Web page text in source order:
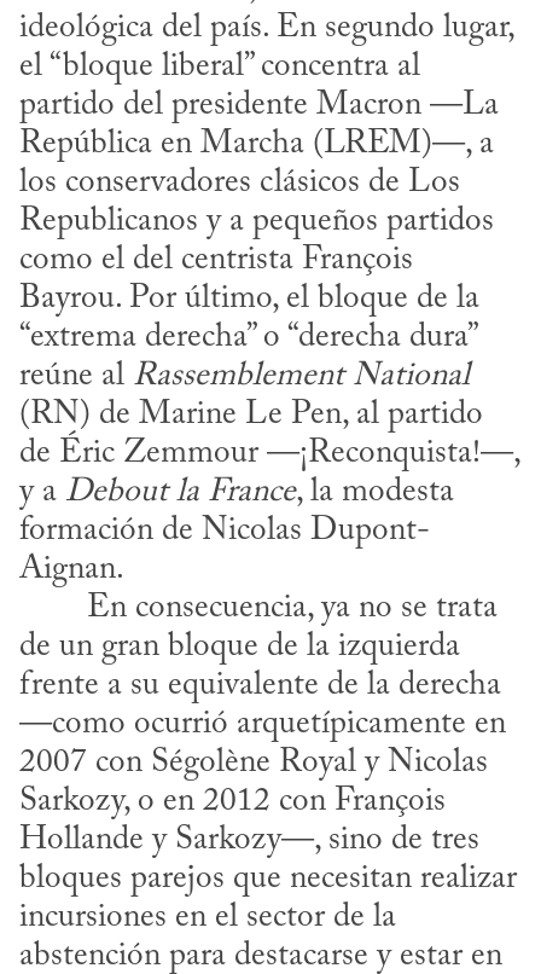
ideológica del país. En segundo lugar,
el “bloque liberal” concentra al
partido del presidente Macron —La
República en Marcha (LREM)—, a
los conservadores clásicos de Los
Republicanos y a pequeños partidos
como el del centrista François
Bayrou. Por último, el bloque de la
“extrema derecha” o “derecha dura”
reúne al Rassemblement National
(RN) de Marine Le Pen, al partido
de Éric Zemmour —¡Reconquista!—,
y a Debout la France, la modesta
formación de Nicolas Dupont-
Aignan.
de un gran bloque de la izquierda
frente a su equivalente de la derecha
—como ocurrió arquetípicamente en
2007 con Ségolène Royal y Nicolas
Sarkozy, o en 2012 con François
Hollande y Sarkozy—, sino de tres
bloques parejos que necesitan realizar
incursiones en el sector de la
abstención para destacarse y estar en